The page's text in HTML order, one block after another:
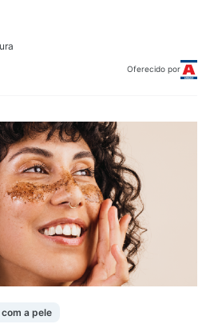
Oferecido por
a pele